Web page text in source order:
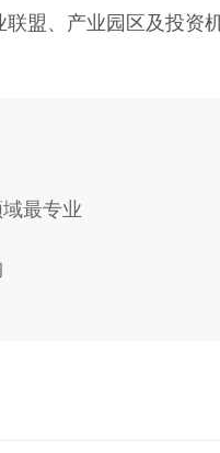
盟、产业园区及投
最专业